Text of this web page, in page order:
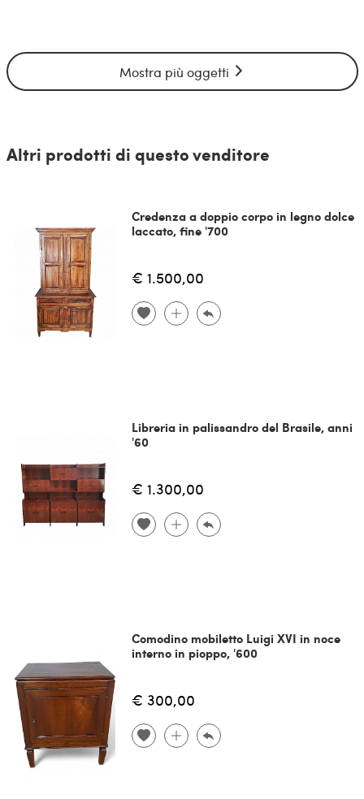
Mostra più oggetti
Altri prodotti di questo venditore
Credenza a doppio corpo in legno dolce
laccato, fine '700
€ 1.500,00
Libreria in palissandro del Brasile, anni
'60
€ 1.300,00
Comodino mobiletto Luigi XVI in noce
interno in pioppo, '600
€ 300,00